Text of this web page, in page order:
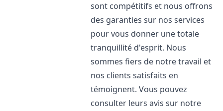
sont compétitifs et nous offrons
des garanties sur nos services
pour vous donner une totale
tranquillité d'esprit. Nous
sommes fiers de notre travail et
nos clients satisfaits en
témoignent. Vous pouvez
consulter leurs avis sur notre